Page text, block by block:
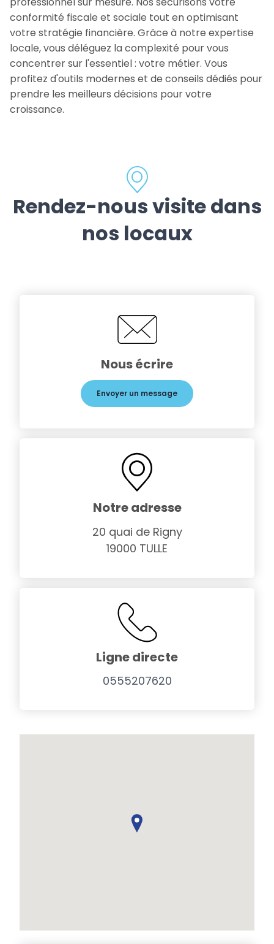
conformité fiscale et sociale tout en optimisant
votre stratégie financière. Grâce à notre expertise
locale, vous déléguez la complexité pour vous
concentrer sur l'essentiel : votre métier. Vous
profitez d'outils modernes et de conseils dédiés pour
prendre les meilleurs décisions pour votre
croissance.
Rendez-nous visite dans
nos locaux
Nous écrire
Envoyer un message
Notre adresse
20 quai de Rigny
19000 TULLE
Ligne directe
0555207620